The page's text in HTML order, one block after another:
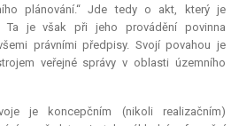
plánování.“ Jde tedy o akt, který je
Ta je však při jeho provádění povinna
právními předpisy. Svojí povahou je
veřejné správy v oblasti územního
je koncepčním (nikoli realizačním)